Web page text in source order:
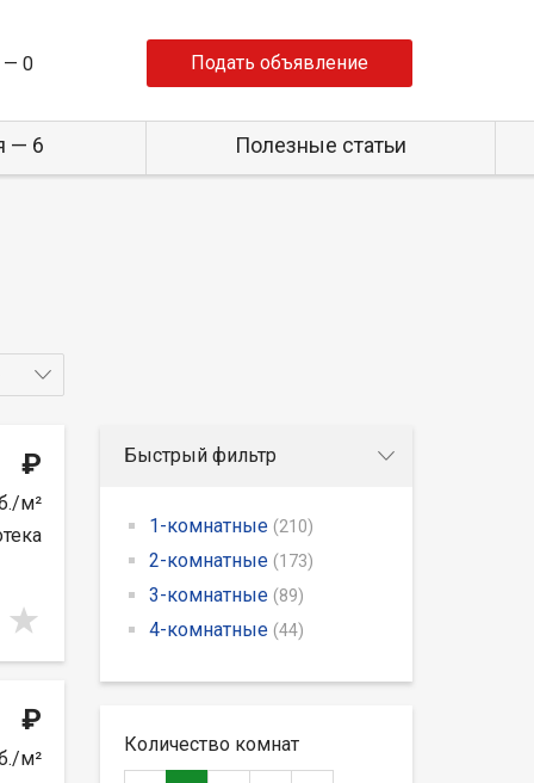
— 0 Подать объявление
— 6 Полезные статьи
₽
м²
₽
м²
Быстрый фильтр
1-комнатные (210)
2-комнатные (173)
3-комнатные (89)
4-комнатные (44)
Количество комнат